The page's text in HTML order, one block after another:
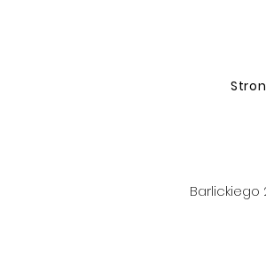
Barlickiego